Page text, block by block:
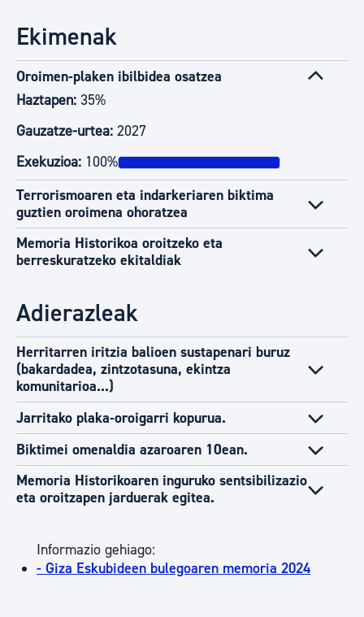
Ekimenak
Oroimen-plaken ibilbidea osatzea
Haztapen: 35%
Gauzatze-urtea: 2027
Exekuzioa: 100%
Terrorismoaren eta indarkeriaren biktima
guztien oroimena ohoratzea
Memoria Historikoa oroitzeko eta
berreskuratzeko ekitaldiak
Adierazleak
Herritarren iritzia balioen sustapenari buruz
(bakardadea, zintzotasuna, ekintza
komunitarioa...)
Jarritako plaka-oroigarri kopurua.
Biktimei omenaldia azaroaren 10ean.
Memoria Historikoaren inguruko sentsibilizazio
eta oroitzapen jarduerak egitea.
Informazio gehiago:
- Giza Eskubideen bulegoaren memoria 2024